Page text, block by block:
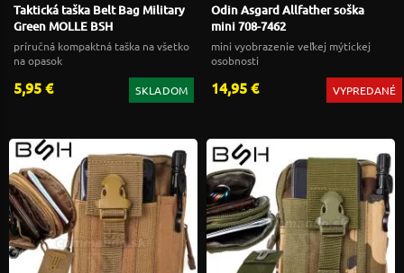
Taktická taška Belt Bag Military
Green MOLLE BSH
príručná kompaktná taška na všetko
na opasok
5,95 € SKLADOM
Odin Asgard Allfather soška
mini 708-7462
mini vyobrazenie veľkej mýtickej
osobnosti
14,95 € VYPREDANÉ